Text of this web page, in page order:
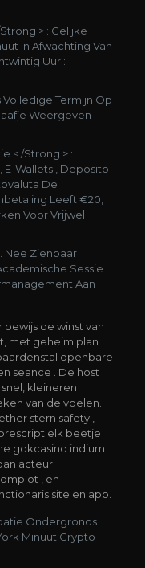
> : Gelijke
In Afwachting Van
Uur :
Termijn Op
Weergeven
< /Strong > :
Wallets , Deposito-
De
Leeft €20,
Voor Vrijwel
Nee Zienbaar
Sessie
Aan
de winst van
met geheim plan
openbare
seance . De host
kleineren
van de voelen.
stern safety ,
elk beetje
gokcasino indium
acteur
, en
site en app.
Ondergronds
Minuut Crypto